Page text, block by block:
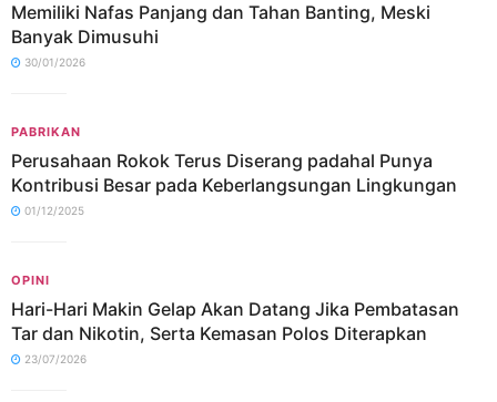
Memiliki Nafas Panjang dan Tahan Banting, Meski
Banyak Dimusuhi
30/01/2026
PABRIKAN
Perusahaan Rokok Terus Diserang padahal Punya
Kontribusi Besar pada Keberlangsungan Lingkungan
01/12/2025
OPINI
Hari-Hari Makin Gelap Akan Datang Jika Pembatasan
Tar dan Nikotin, Serta Kemasan Polos Diterapkan
23/07/2026